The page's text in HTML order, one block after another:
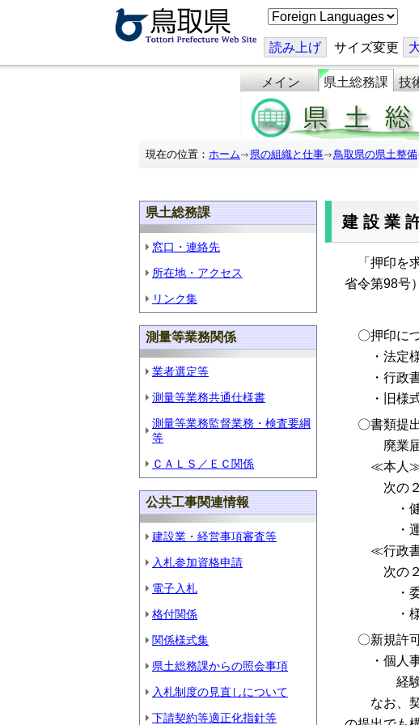
こ
の
ジ
を
翻
訳
す
る
読み上げ サイズ変更
メイン 県土総務課 技
現在の位置： ホーム 県の組織と仕事 鳥取県の県土整備
県土総務課
窓口・連絡先
所在地・アクセス
リンク集
測量等業務関係
業者選定等
測量等業務共通仕様書
測量等業務監督業務・検査要綱
等
ＣＡＬＳ／ＥＣ関係
公共工事関連情報
建設業・経営事項審査等
入札参加資格申請
電子入札
格付関係
関係様式集
県土総務課からの照会事項
入札制度の見直しについて
下請契約等適正化指針等
建設業
「押印を
省令第98号
〇押印に
・法定様
・行政書
・旧様式
〇書類提
廃業届提
≪本人
次の２点
・健康保
・運転免
≪行政
次の２点
・委任
・様式の
〇新規許
・個人事
経験年数
なお、契